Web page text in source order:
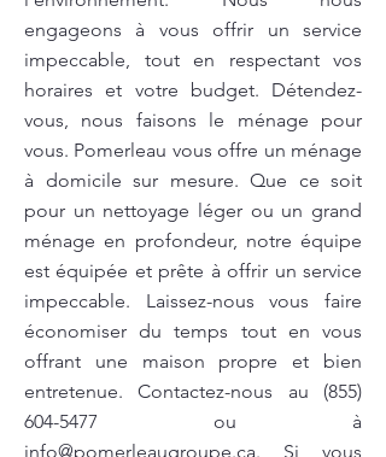
engageons à vous offrir un service
impeccable, tout en respectant vos
horaires et votre budget. Détendez-
vous, nous faisons le ménage pour
vous. Pomerleau vous offre un ménage
à domicile sur mesure. Que ce soit
pour un nettoyage léger ou un grand
ménage en profondeur, notre équipe
est équipée et prête à offrir un service
impeccable. Laissez-nous vous faire
économiser du temps tout en vous
offrant une maison propre et bien
entretenue. Contactez-nous au (855)
604-5477 ou à
info@pomerleaugroupe.ca. Si vous